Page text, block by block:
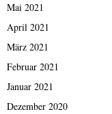
Mai 2021
April 2021
März 2021
Februar 2021
Januar 2021
Dezember 2020